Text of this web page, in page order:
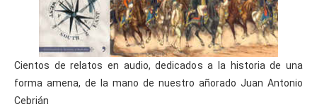
Cientos de relatos en audio, dedicados a la historia de una
forma amena, de la mano de nuestro añorado Juan Antonio
Cebrián